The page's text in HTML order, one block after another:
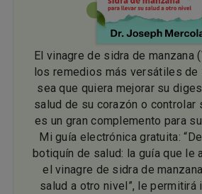
El vinagre de sidra de manzana
los remedios más versátiles de
sea que quiera mejorar su
salud de su corazón o controlar
es un gran complemento para
Mi guía electrónica gratuita:
botiquín de salud: la guía que le
el vinagre de sidra de
salud a otro nivel”, le permitirá